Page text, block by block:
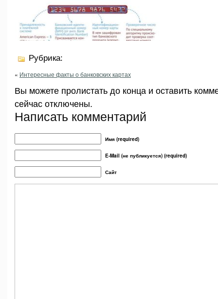
Рубрика:
« Интересные факты о банковских картах
Вы можете пролистать до конца и оставить
сейчас отключены.
Написать комментарий
Имя (required)
E-Mail (не публикуется) (required)
Сайт